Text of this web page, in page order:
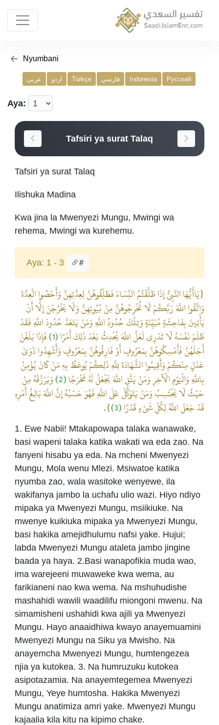
Nyumbani
عربي اردو Türkçe فارسي Indonesia Русский
Aya:
Tafsiri ya surat Talaq
Tafsiri ya surat Talaq
Ilishuka Madina
Kwa jina la Mwenyezi Mungu, Mwingi wa
rehema, Mwingi wa kurehemu.
Aya: 1 - 3 #
{يَاأَيُّهَا النَّبِيُّ إِذَا طَلَّقْتُمُ النِّسَاءَ فَطَلِّقُوهُنَّ لِعِدَّتِهِنَّ وَأَحْصُوا الْعِدَّةَ
وَاتَّقُوا اللَّهَ رَبَّكُمْ لَا تُخْرِجُوهُنَّ مِنْ بُيُوتِهِنَّ وَلَا يَخْرُجْنَ إِلَّا أَنْ
يَأْتِينَ بِفَاحِشَةٍ مُبَيِّنَةٍ وَتِلْكَ حُدُودُ اللَّهِ وَمَنْ يَتَعَدَّ حُدُودَ اللَّهِ فَقَدْ
ظَلَمَ نَفْسَهُ لَا تَدْرِي لَعَلَّ اللَّهَ يُحْدِثُ بَعْدَ ذَلِكَ أَمْرًا(1) فَإِذَا بَلَغْنَ
أَجَلَهُنَّ فَأَمْسِكُوهُنَّ بِمَعْرُوفٍ أَوْ فَارِقُوهُنَّ بِمَعْرُوفٍ وَأَشْهِدُوا ذَوَيْ
عَدْلٍ مِنْكُمْ وَأَقِيمُوا الشَّهَادَةَ لِلَّهِ ذَلِكُمْ يُوعَظُ بِهِ مَنْ كَانَ يُؤْمِنُ
بِاللَّهِ وَالْيَوْمِ الْآخِرِ وَمَنْ يَتَّقِ اللَّهَ يَجْعَلْ لَهُ مَخْرَجًا(2)
وَيَرْزُقْهُ مِنْ
حَيْثُ لَا يَحْتَسِبُ وَمَنْ يَتَوَكَّلْ عَلَى اللَّهِ فَهُوَ حَسْبُهُ إِنَّ اللَّهَ بَالِغُ أَمْرِهِ
قَدْ جَعَلَ اللَّهُ لِكُلِّ شَيْءٍ قَدْرًا(3)
}
.
1. Ewe Nabii! Mtakapowapa talaka wanawake,
basi wapeni talaka katika wakati wa eda zao. Na
fanyeni hisabu ya eda. Na mcheni Mwenyezi
Mungu, Mola wenu Mlezi. Msiwatoe katika
nyumba zao, wala wasitoke wenyewe, ila
wakifanya jambo la uchafu ulio wazi. Hiyo ndiyo
mipaka ya Mwenyezi Mungu, msiikiuke. Na
mwenye kuikiuka mipaka ya Mwenyezi Mungu,
basi hakika amejidhulumu nafsi yake. Hujui;
labda Mwenyezi Mungu ataleta jambo jingine
baada ya haya. 2.Basi wanapofikia muda wao,
ima warejeeni muwaweke kwa wema, au
farikianeni nao kwa wema. Na mshuhudishe
mashahidi wawili waadilifu miongoni mwenu. Na
simamisheni ushahidi kwa ajili ya Mwenyezi
Mungu. Hayo anaaidhiwa kwayo anayemuamini
Mwenyezi Mungu na Siku ya Mwisho. Na
anayemcha Mwenyezi Mungu, humtengezea
njia ya kutokea. 3. Na humruzuku kutokea
asipotazamia. Na anayemtegemea Mwenyezi
Mungu, Yeye humtosha. Hakika Mwenyezi
Mungu anatimiza amri yake. Mwenyezi Mungu
kajaalia kila kitu na kipimo chake.